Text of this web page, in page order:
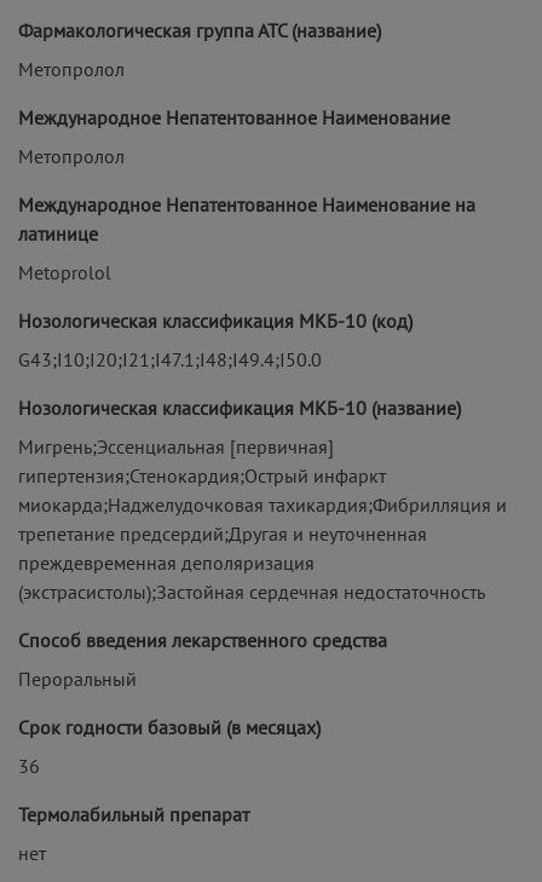
Фармакологическая группа АТС (название)
Метопролол
Международное Непатентованное Наименование
Метопролол
Международное Непатентованное Наименование на
латинице
Metoprolol
Нозологическая классификация МКБ-10 (код)
G43;I10;I20;I21;I47.1;I48;I49.4;I50.0
Нозологическая классификация МКБ-10 (название)
Мигрень;Эссенциальная [первичная]
гипертензия;Стенокардия;Острый инфаркт
миокарда;Наджелудочковая тахикардия;Фибрилляция и
трепетание предсердий;Другая и неуточненная
преждевременная деполяризация
(экстрасистолы);Застойная сердечная недостаточность
Способ введения лекарственного средства
Пероральный
Срок годности базовый (в месяцах)
36
Термолабильный препарат
нет